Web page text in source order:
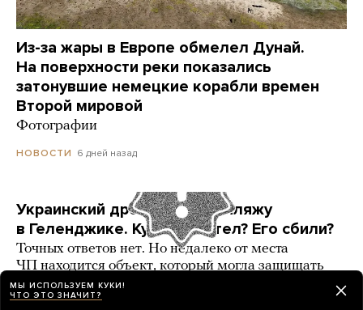
Из-за жары в Европе обмелел Дунай.
На поверхности реки показались
затонувшие немецкие корабли времен
Второй мировой
Фотографии
НОВОСТИ 6 дней назад
Украинский дрон попал по пляжу
в Геленджике. Куда он летел? Его сбили?
Точных ответов нет. Но недалеко от места
ЧП находится объект, который могла защищать
ПВО
МЫ ИСПОЛЬЗУЕМ КУКИ!
ЧТО ЭТО ЗНАЧИТ?